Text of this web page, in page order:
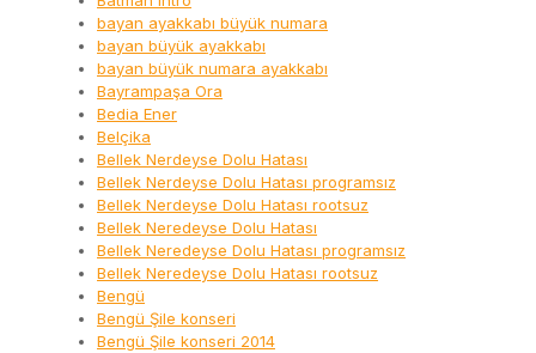
bayan ayakkabı büyük numara
bayan büyük ayakkabı
bayan büyük numara ayakkabı
Bayrampaşa Ora
Bedia Ener
Belçika
Bellek Nerdeyse Dolu Hatası
Bellek Nerdeyse Dolu Hatası programsız
Bellek Nerdeyse Dolu Hatası rootsuz
Bellek Neredeyse Dolu Hatası
Bellek Neredeyse Dolu Hatası programsız
Bellek Neredeyse Dolu Hatası rootsuz
Bengü
Bengü Şile konseri
Bengü Şile konseri 2014